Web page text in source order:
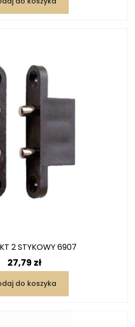
2 STYKOWY 6907
Cena
27,79 zł
do koszyka